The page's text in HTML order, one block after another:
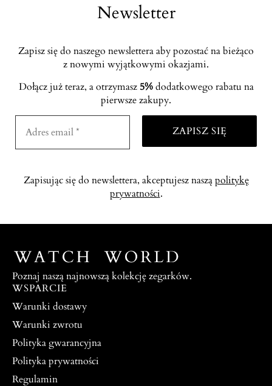
Newsletter
Zapisz się do naszego newslettera aby pozostać na bieżąco
z nowymi wyjątkowymi okazjami.
Dołącz już teraz, a otrzymasz 5%dodatkowego rabatu na
pierwsze zakupy.
Zapisując się do newslettera, akceptujesz nasząpolitykę
prywatności.
Poznaj naszą najnowszą kolekcję zegarków.
WSPARCIE
Warunki dostawy
Warunki zwrotu
Polityka gwarancyjna
Polityka prywatności
Regulamin